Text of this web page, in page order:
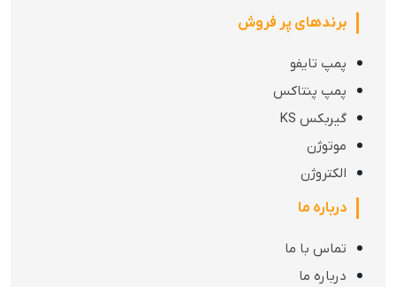
برندهای پر فروش
پمپ تایفو
پمپ پنتاکس
گیربکس KS
موتوژن
الکتروژن
درباره ما
تماس با ما
درباره ما